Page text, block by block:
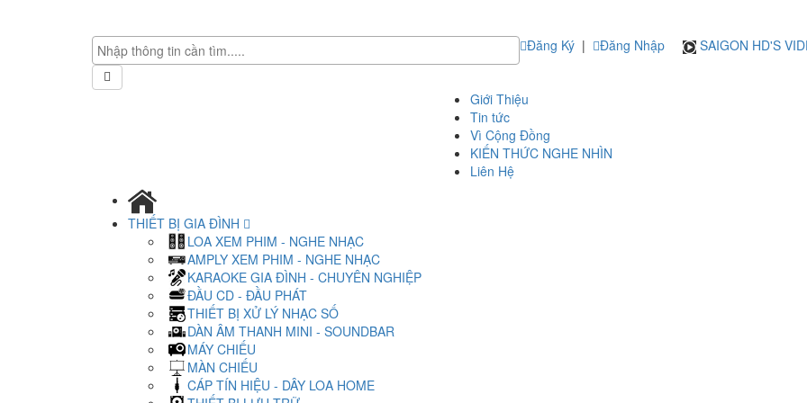
Đăng Ký | Đăng Nhập SAIGON HD'S
Giới Thiệu
Tin tức
Vì Cộng Đồng
KIẾN THỨC NGHE NHÌN
Liên Hệ
THIẾT BỊ GIA ĐÌNH
LOA XEM PHIM - NGHE NHẠC
AMPLY XEM PHIM - NGHE NHẠC
KARAOKE GIA ĐÌNH - CHUYÊN NGHIỆP
ĐẦU CD - ĐẦU PHÁT
THIẾT BỊ XỬ LÝ NHẠC SỐ
DÀN ÂM THANH MINI - SOUNDBAR
MÁY CHIẾU
MÀN CHIẾU
CÁP TÍN HIỆU - DÂY LOA HOME